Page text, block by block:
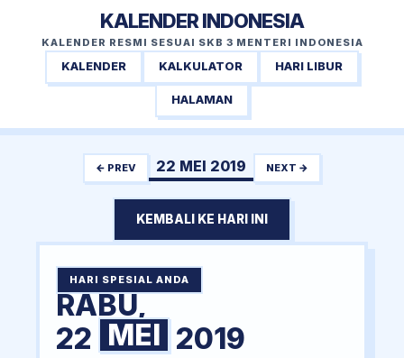
KALENDER INDONESIA
KALENDER RESMI SESUAI SKB 3 MENTERI INDONESIA
KALENDER KALKULATOR HARI LIBUR
HALAMAN
← PREV 22 MEI 2019 NEXT →
KEMBALI KE HARI INI
HARI SPESIAL ANDA
RABU,
22 MEI 2019